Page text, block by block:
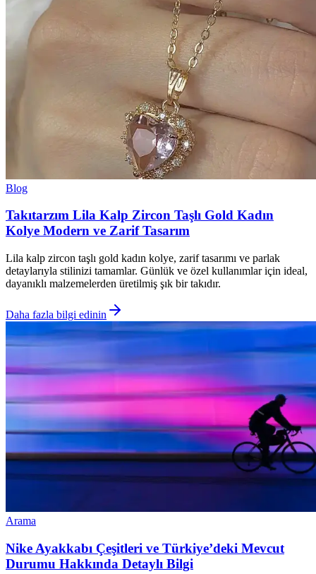
Blog
Takıtarzım Lila Kalp Zircon Taşlı Gold Kadın
Kolye Modern ve Zarif Tasarım
Lila kalp zircon taşlı gold kadın kolye, zarif tasarımı ve parlak
detaylarıyla stilinizi tamamlar. Günlük ve özel kullanımlar için ideal,
dayanıklı malzemelerden üretilmiş şık bir takıdır.
Daha fazla bilgi edinin
Arama
Nike Ayakkabı Çeşitleri ve Türkiye’deki Mevcut
Durumu Hakkında Detaylı Bilgi